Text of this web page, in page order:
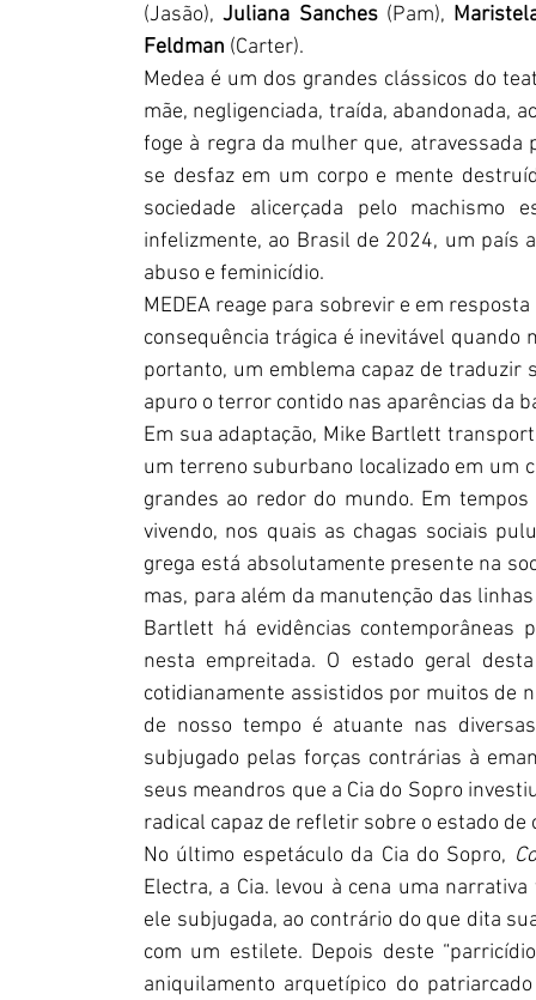
(Jasão), Juliana Sanches (Pam),
Feldman (Carter).
Medea é um dos grandes clássicos do
mãe, negligenciada, traída, abandonada,
foge à regra da mulher que, atravessada
se desfaz em um corpo e mente
sociedade alicerçada pelo
infelizmente, ao Brasil de 2024, um país
abuso e feminicídio.
MEDEA reage para sobrevir e em
consequência trágica é inevitável quando
portanto, um emblema capaz de traduzir
apuro o terror contido nas aparências da
Em sua adaptação, Mike Bartlett
um terreno suburbano localizado em um
grandes ao redor do mundo. Em
vivendo, nos quais as chagas sociais
grega está absolutamente presente na
mas, para além da manutenção das
Bartlett há evidências contemporâneas
nesta empreitada. O estado geral
cotidianamente assistidos por muitos de
de nosso tempo é atuante nas
subjugado pelas forças contrárias à
seus meandros que a Cia do Sopro
radical capaz de refletir sobre o estado de
No último espetáculo da Cia do Sopro,
Electra, a Cia. levou à cena uma
ele subjugada, ao contrário do que dita
com um estilete. Depois deste
aniquilamento arquetípico do